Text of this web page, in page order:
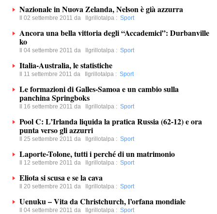
Nazionale in Nuova Zelanda, Nelson è già azzurra
Il 02 settembre 2011 da Ilgrillotalpa : Sport
Ancora una bella vittoria degli “Accademici”: Durbanville
ko
Il 04 settembre 2011 da Ilgrillotalpa : Sport
Italia-Australia, le statistiche
Il 11 settembre 2011 da Ilgrillotalpa : Sport
Le formazioni di Galles-Samoa e un cambio sulla
panchina Springboks
Il 16 settembre 2011 da Ilgrillotalpa : Sport
Pool C: L’Irlanda liquida la pratica Russia (62-12) e ora
punta verso gli azzurri
Il 25 settembre 2011 da Ilgrillotalpa : Sport
Laporte-Tolone, tutti i perché di un matrimonio
Il 12 settembre 2011 da Ilgrillotalpa : Sport
Eliota si scusa e se la cava
Il 20 settembre 2011 da Ilgrillotalpa : Sport
Uenuku – Vita da Christchurch, l’orfana mondiale
Il 04 settembre 2011 da Ilgrillotalpa : Sport